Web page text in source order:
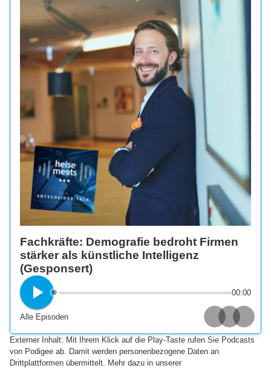
Fachkräfte: Demografie bedroht Firmen
stärker als künstliche Intelligenz
(Gesponsert)
00:00
Alle Episoden
Apple PodcastsSpotify Deezer
Externer Inhalt: Mit Ihrem Klick auf die Play-Taste rufen Sie Podcasts
von Podigee ab. Damit werden personenbezogene Daten an
Drittplattformen übermittelt. Mehr dazu in unserer